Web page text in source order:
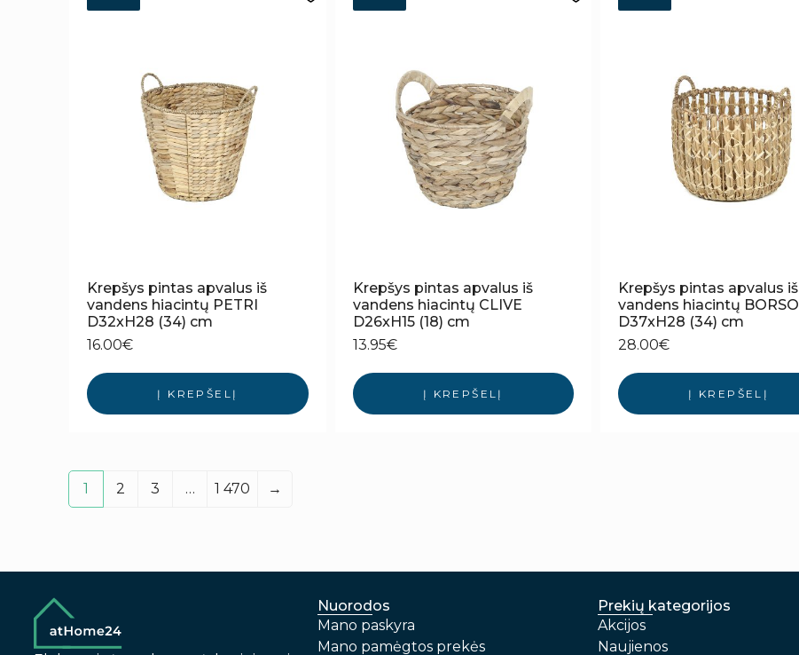
Krepšys pintas apvalus iš
vandens hiacintų PETRI
D32xH28 (34) cm
16.00€
Į KREPŠELĮ
Krepšys pintas apvalus iš
vandens hiacintų CLIVE
D26xH15 (18) cm
13.95€
Į KREPŠELĮ
Krepšys pintas apvalus iš
vandens hiacintų BORSO
D37xH28 (34) cm
28.00€
Į KREPŠELĮ
1 2 3 … 1 470 →
Nuorodos
Mano paskyra
Mano pamėgtos prekės
Prekių kategorijos
Akcijos
Naujienos